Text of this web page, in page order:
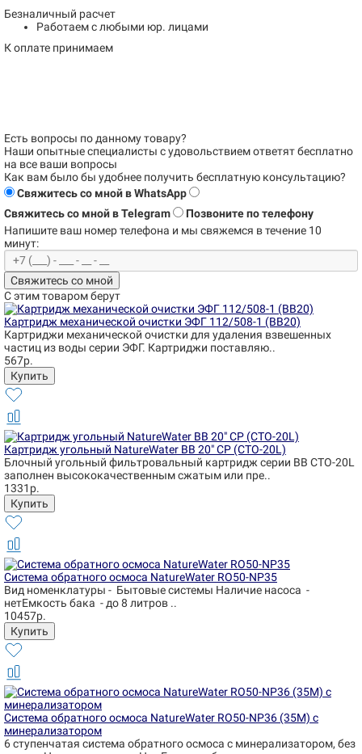
Безналичный расчет
Работаем с любыми юр. лицами
К оплате принимаем
Есть вопросы по данному товару?
Наши опытные специалисты с удовольствиемответят бесплатно
на все ваши вопросы
Как вам было бы удобнее получить бесплатную консультацию?
Свяжитесь со мной в WhatsApp
Свяжитесь со мной в Telegram
Позвоните по телефону
Напишите ваш номер телефона и мы свяжемся в течение 10
минут:
Свяжитесь со мной
С этим товаром берут
Картридж механической очистки ЭФГ 112/508-1 (BB20)
Картриджи механической очистки для удаления взвешенных
частиц из воды серии ЭФГ. Картриджи поставляю..
567р.
Картридж угольный NatureWater BB 20" CP (CTO-20L)
Блочный угольный фильтровальный картридж серии BB CTO-20L
заполнен высококачественным сжатым или пре..
1331р.
Система обратного осмоса NatureWater RO50-NP35
Вид номенклатуры - Бытовые системы Наличие насоса -
нетЕмкость бака - до 8 литров ..
10457р.
Система обратного осмоса NatureWater RO50-NP36 (35М) с
минерализатором
6 ступенчатая система обратного осмоса с минерализатором, без